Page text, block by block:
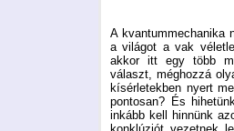
A kvantummechanika
a világot a vak
akkor itt egy több
választ, méghozzá
kísérletekben nyert
pontosan? És
inkább kell hinnünk